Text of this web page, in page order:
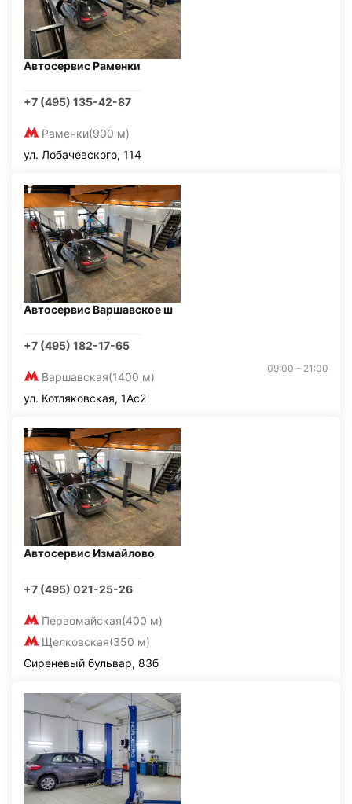
Автосервис Раменки
+7 (495) 135-42-87
Раменки(900 м)
ул. Лобачевского, 114
Автосервис Варшавское ш
+7 (495) 182-17-65
Варшавская(1400 м)
09:00 - 21:00
ул. Котляковская, 1Ас2
Автосервис Измайлово
+7 (495) 021-25-26
Первомайская(400 м)
Щелковская(350 м)
Сиреневый бульвар, 83б